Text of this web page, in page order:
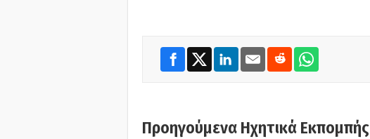
Προηγούμενα Ηχητικά Εκπομπής